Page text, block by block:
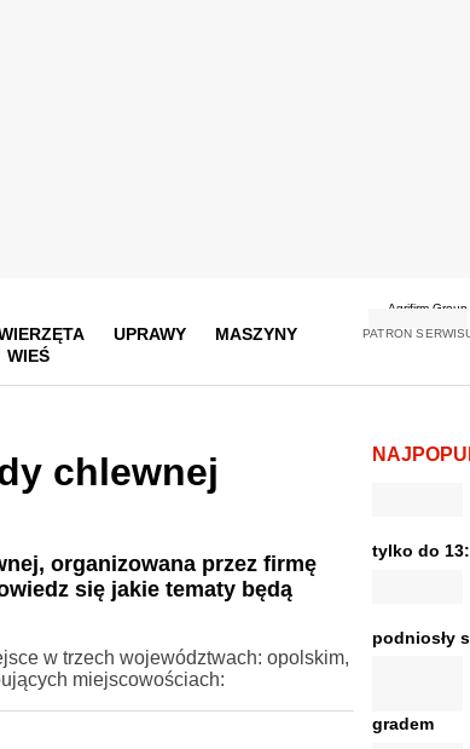
UPRAWY
MASZYNY
WIEŚ
PATRON
chlewnej
organizowana przez firmę
się jakie tematy będą
w trzech województwach: opolskim,
miejscowościach:
tylko do
podniosły
gradem